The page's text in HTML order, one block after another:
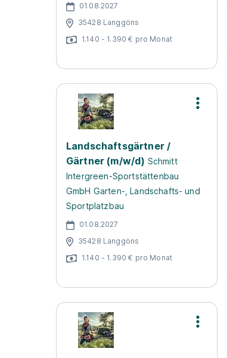
01.08.2027
35428 Langgöns
1.140 - 1.390 € pro Monat
Landschaftsgärtner /
Gärtner (m/w/d) Schmitt
Intergreen-Sportstättenbau
GmbH Garten-, Landschafts- und
Sportplatzbau
01.08.2027
35428 Langgöns
1.140 - 1.390 € pro Monat